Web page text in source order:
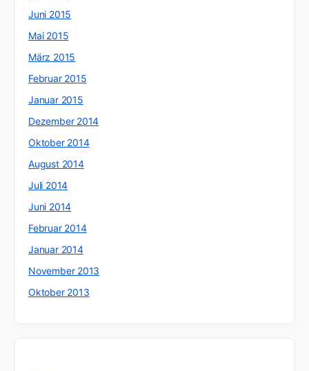
Juni 2015
Mai 2015
März 2015
Februar 2015
Januar 2015
Dezember 2014
Oktober 2014
August 2014
Juli 2014
Juni 2014
Februar 2014
Januar 2014
November 2013
Oktober 2013